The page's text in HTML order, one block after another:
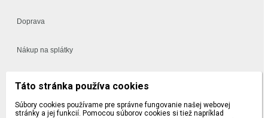
Doprava
Nákup na splátky
Vynáška a montáž
Táto stránka používa cookies
Súbory cookies používame pre správne fungovanie našej webovej
stránky a jej funkcií. Pomocou súborov cookies si tiež napríklad